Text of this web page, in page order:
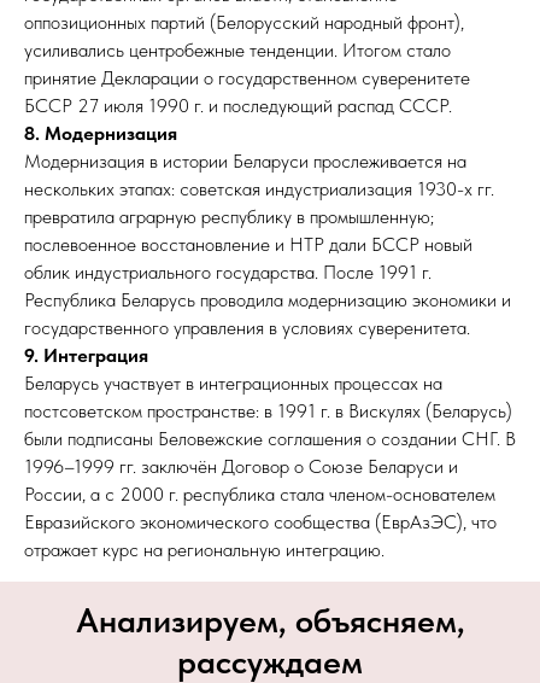
оппозиционных партий (Белорусский народный фронт),
усиливались центробежные тенденции. Итогом стало
принятие Декларации о государственном суверенитете
БССР 27 июля 1990 г. и последующий распад СССР.
8. Модернизация
Модернизация в истории Беларуси прослеживается на
нескольких этапах: советская индустриализация 1930-х гг.
превратила аграрную республику в промышленную;
послевоенное восстановление и НТР дали БССР новый
облик индустриального государства. После 1991 г.
Республика Беларусь проводила модернизацию экономики и
государственного управления в условиях суверенитета.
9. Интеграция
Беларусь участвует в интеграционных процессах на
постсоветском пространстве: в 1991 г. в Вискулях (Беларусь)
были подписаны Беловежские соглашения о создании СНГ. В
1996–1999 гг. заключён Договор о Союзе Беларуси и
России, а с 2000 г. республика стала членом-основателем
Евразийского экономического сообщества (ЕврАзЭС), что
отражает курс на региональную интеграцию.
Анализируем, объясняем,
рассуждаем